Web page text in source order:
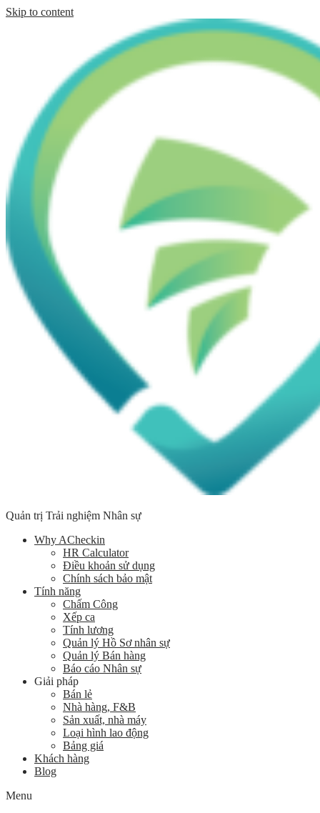
Skip to content
Quản trị Trải nghiệm Nhân sự
Why ACheckin
HR Calculator
Điều khoản sử dụng
Chính sách bảo mật
Tính năng
Chấm Công
Xếp ca
Tính lương
Quản lý Hồ Sơ nhân sự
Quản lý Bán hàng
Báo cáo Nhân sự
Giải pháp
Bán lẻ
Nhà hàng, F&B
Sản xuất, nhà máy
Loại hình lao động
Bảng giá
Khách hàng
Blog
Menu